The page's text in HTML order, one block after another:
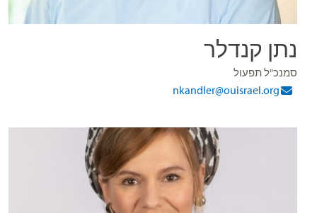
נתן קנדלר
סמנכ"ל תפעול
nkandler@ouisrael.org